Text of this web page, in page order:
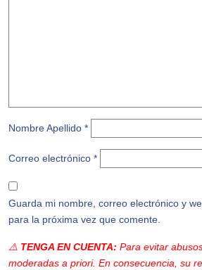
Nombre Apellido *
Correo electrónico *
Guarda mi nombre, correo electrónico y
para la próxima vez que comente.
⚠️ TENGA EN CUENTA: Para evitar
moderadas a priori. En consecuencia, su